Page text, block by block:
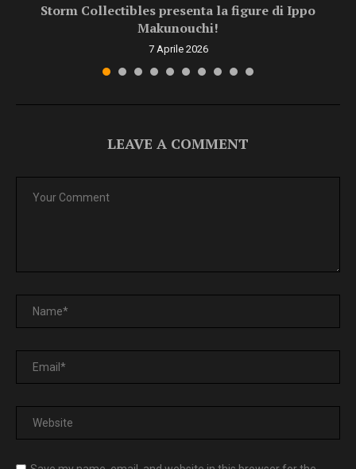
Storm Collectibles presenta la figure di Ippo
Makunouchi!
7 Aprile 2026
LEAVE A COMMENT